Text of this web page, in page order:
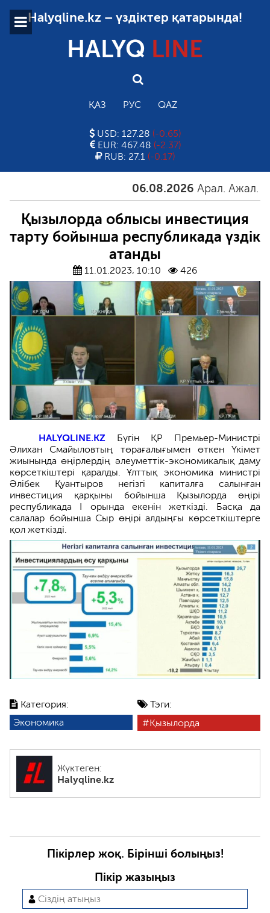
Halyqline.kz – үздіктер қатарында!
HALYQ LINE
ҚАЗ РУС QAZ
USD: 127.28 (-0.65)
EUR: 467.48 (-2.37)
RUB: 27.1 (-0.17)
06.08.2026 Арал. Ажал.
Категория:
Экономика
Тэги:
Қызылорда
Жүктеген:
Halyqline.kz
Қызылорда облысы инвестиция
тарту бойынша республикада үздік
атанды
11.01.2023, 10:10 426
HALYQLINE.KZ Бүгін ҚР Премьер-Министрі
Әлихан Смайыловтың төрағалығымен өткен Үкімет
жиынында өңірлердің әлеуметтік-экономикалық даму
көрсеткіштері қаралды. Ұлттық экономика министрі
Әлібек Қуантыров негізгі капиталға салынған
инвестиция қарқыны бойынша Қызылорда өңірі
республикада І орында екенін жеткізді. Басқа да
салалар бойынша Сыр өңірі алдыңғы көрсеткіштерге
қол жеткізді.
Пікірлер жоқ. Бірінші болыңыз!
Пікір жазыңыз